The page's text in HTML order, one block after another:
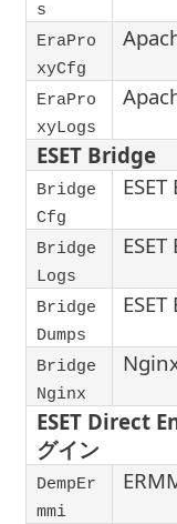
s
EraPro
xyCfg
EraPro
xyLogs
ESET Bridge
Bridge
Cfg
Bridge
Logs
Bridge
Dumps
Bridge
Nginx
ESET Direct
グイン
DempEr
mmi